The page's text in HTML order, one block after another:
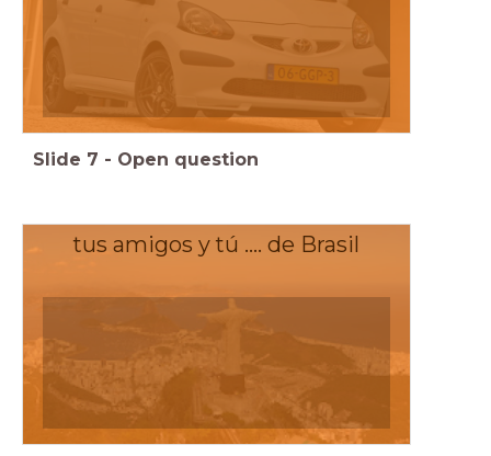
Slide 7 - Open question
tus amigos y tú .... de Brasil